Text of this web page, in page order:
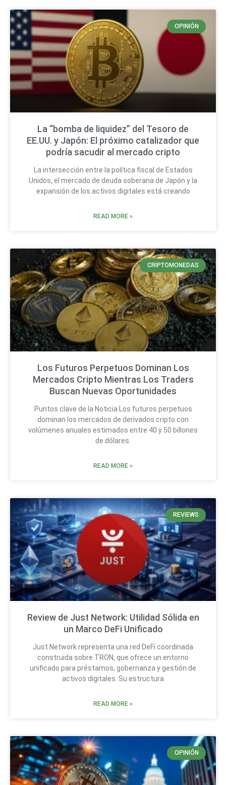
OPINIÓN
La “bomba de liquidez” del Tesoro de
EE.UU. y Japón: El próximo catalizador que
podría sacudir al mercado cripto
La intersección entre la política fiscal de Estados
Unidos, el mercado de deuda soberana de Japón y la
expansión de los activos digitales está creando
READ MORE »
CRIPTOMONEDAS
Los Futuros Perpetuos Dominan Los
Mercados Cripto Mientras Los Traders
Buscan Nuevas Oportunidades
Puntos clave de la Noticia Los futuros perpetuos
dominan los mercados de derivados cripto con
volúmenes anuales estimados entre 40 y 50 billones
de dólares.
READ MORE »
REVIEWS
Review de Just Network: Utilidad Sólida en
un Marco DeFi Unificado
Just Network representa una red DeFi coordinada
construida sobre TRON, que ofrece un entorno
unificado para préstamos, gobernanza y gestión de
activos digitales. Su estructura
READ MORE »
OPINIÓN